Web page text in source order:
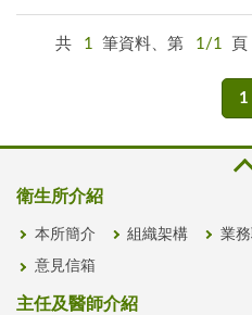
共 1 筆資料、第 1/1 頁
1
衛生所介紹
本所簡介 組織架構 業
意見信箱
主任及醫師介紹